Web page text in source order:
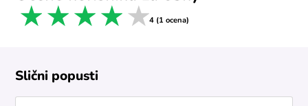
5 stars
4 stars
3 stars
2 stars
1 star 4 (1 ocena)
Slični popusti